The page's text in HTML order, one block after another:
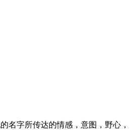
字所传达的情感，意图，野心，